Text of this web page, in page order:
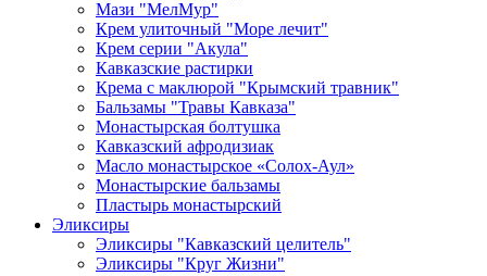
Мази "МелМур"
Крем улиточный "Море лечит"
Крем серии "Акула"
Кавказские растирки
Крема с маклюрой "Крымский травник"
Бальзамы "Травы Кавказа"
Монастырская болтушка
Кавказский афродизиак
Масло монастырское «Солох-Аул»
Монастырские бальзамы
Пластырь монастырский
Эликсиры
Эликсиры "Кавказский целитель"
Эликсиры "Круг Жизни"